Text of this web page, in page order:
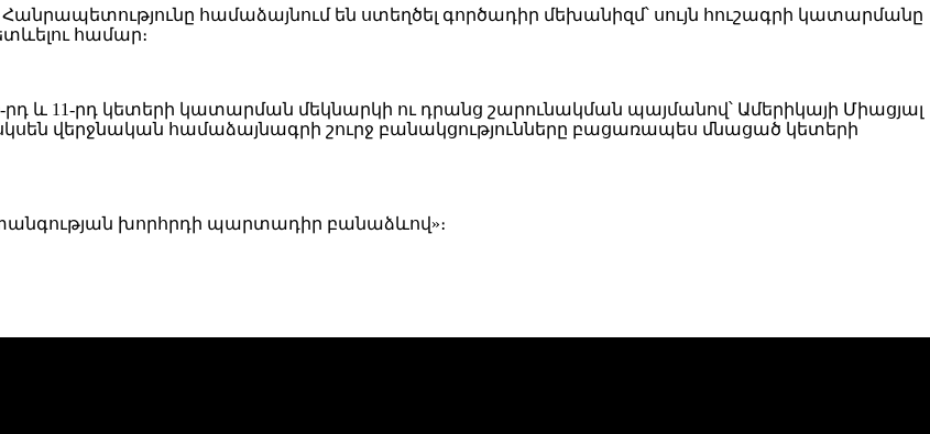
համաձայնում են ստեղծել գործադիր մեխանիզմ՝ սույն հուշագրի կատարմանը
համար։
րդ և 11-րդ կետերի կատարման մեկնարկի ու դրանց շարունակման պայմանով՝ Ամերիկայի Միացյալ
վերջնական համաձայնագրի շուրջ բանակցությունները բացառապես մնացած կետերի
խորհրդի պարտադիր բանաձևով»։